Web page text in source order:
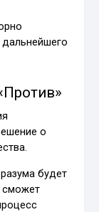
о
будет
сможет